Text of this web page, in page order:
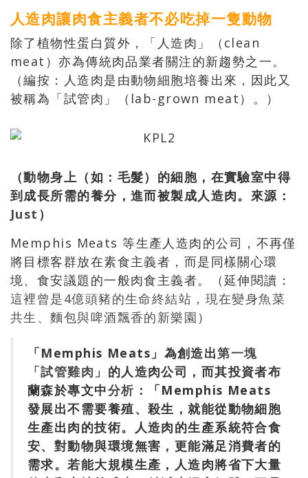
人造肉讓肉食主義者不必吃掉一隻動物
除了植物性蛋白質外，「人造肉」（clean
meat）亦為傳統肉品業者關注的新趨勢之一。
（編按：人造肉是由動物細胞培養出來，因此又
被稱為「試管肉」（lab-grown meat）。）
（動物身上（如：毛髮）的細胞，在實驗室中得
到成長所需的養分，進而被製成人造肉。來源：
Just ）
Memphis Meats 等生產人造肉的公司，不再僅
將目標客群放在素食主義者，而是同樣關心環
境、食安議題的一般肉食主義者。（延伸閱讀：
這裡曾是4億頭豬的生命終結站，現在變身魚菜
共生、麵包與啤酒飄香的新樂園 ）
「Memphis Meats」為創造出第一塊
「試管雞肉」 的人造肉公司，而其投資者布
蘭森於專文中分析 ：「Memphis Meats
發展出不需要養殖、殺生，就能從動物細胞
生產出肉的技術。人造肉的生產系統符合食
安、對動物與環境無害，更能滿足消費者的
需求。若能大規模生產，人造肉將省下大量